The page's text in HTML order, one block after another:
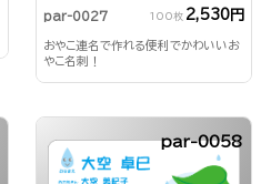
par-0027 100枚 2,530円
おやこ連名で作れる便利でかわいいお
やこ名刺！
par-0058